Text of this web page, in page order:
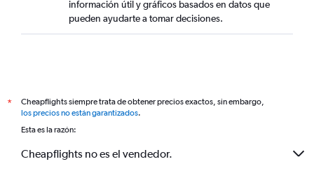
información útil y gráficos basados en datos que
pueden ayudarte a tomar decisiones.
*
Cheapflights siempre trata de obtener precios exactos, sin embargo,
los precios no están garantizados.
Esta es la razón:
Cheapflights no es el vendedor.